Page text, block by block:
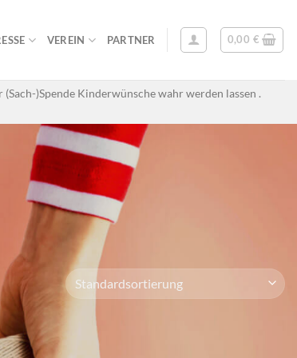
VEREIN PARTNER 0,00 €
)Spende Kinderwünsche wahr werden lassen .